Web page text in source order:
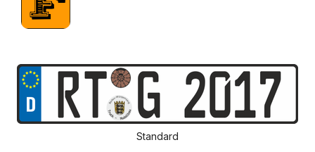
Bildergalerie überspringen
Standard